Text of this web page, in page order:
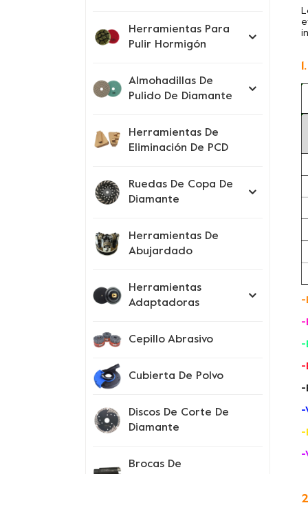
-
-
-
-
-
-
-
-
Herramientas Para
Pulir Hormigón
Almohadillas De
Pulido De Diamante
Herramientas De
Eliminación De PCD
Ruedas De Copa De
Diamante
Herramientas De
Abujardado
Herramientas
Adaptadoras
Cepillo Abrasivo
Cubierta De Polvo
Discos De Corte De
Diamante
Brocas De